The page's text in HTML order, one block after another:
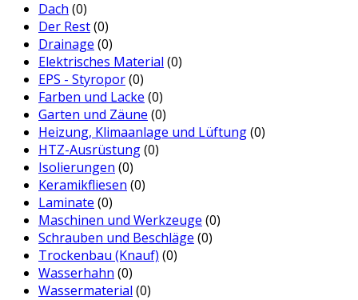
Dach (0)
Der Rest(0)
Drainage (0)
Elektrisches Material (0)
EPS - Styropor(0)
Farben und Lacke (0)
Garten und Zäune (0)
Heizung, Klimaanlage und Lüftung(0)
HTZ-Ausrüstung(0)
Isolierungen (0)
Keramikfliesen (0)
Laminate (0)
Maschinen und Werkzeuge (0)
Schrauben und Beschläge (0)
Trockenbau (Knauf) (0)
Wasserhahn (0)
Wassermaterial (0)